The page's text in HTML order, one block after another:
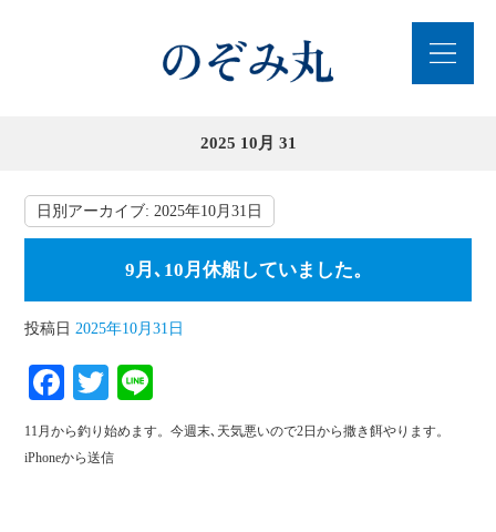
2025 10月 31
日別アーカイブ:2025年10月31日
9月､10月休船していました。
投稿日 2025年10月31日
Fa
ce
bo
T
wi
tte
ne
11月から釣り始めます。今週末､天気悪いので2日から撒き餌やります。
iPhoneから送信